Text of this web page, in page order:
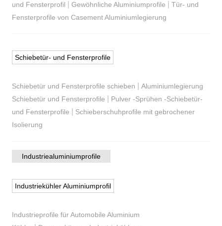
und Fensterprofil
Gewöhnliche Aluminiumprofile
Tür- und
Fensterprofile von Casement Aluminiumlegierung
Schiebetür- und Fensterprofile
Schiebetür und Fensterprofile schieben
Aluminiumlegierung
Schiebetür und Fensterprofile
Pulver -Sprühen -Schiebetür-
und Fensterprofile
Schieberschuhprofile mit gebrochener
Isolierung
Industriealuminiumprofile
Industriekühler Aluminiumprofil
Industrieprofile für Automobile Aluminium